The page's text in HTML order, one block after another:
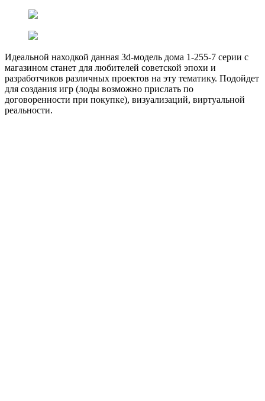
Идеальной находкой данная 3d-модель дома 1-255-7 серии с
магазином станет для любителей советской эпохи и
разработчиков различных проектов на эту тематику. Подойдет
для создания игр (лоды возможно прислать по
договоренности при покупке), визуализаций, виртуальной
реальности.